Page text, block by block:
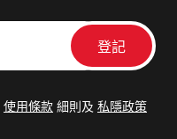
使用條款 細則及 私隱政策